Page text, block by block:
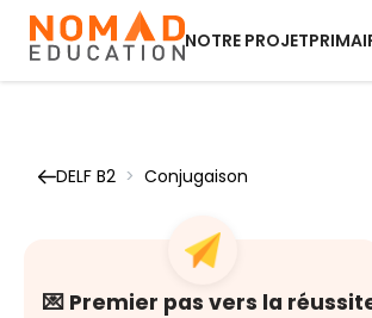
NOTRE PROJET
DELF B2 > Conjugaison
💌 Premier pas vers la